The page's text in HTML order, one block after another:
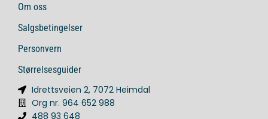
Om oss
Salgsbetingelser
Personvern
Størrelsesguider
Idrettsveien 2, 7072 Heimdal
Org nr. 964 652 988
488 93 648